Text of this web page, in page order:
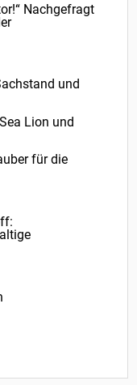
Nachgefragt
und
Lion und
für die